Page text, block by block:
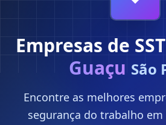
Empresas de
Guaçu São
Encontre as melhores
segurança do trabalho em